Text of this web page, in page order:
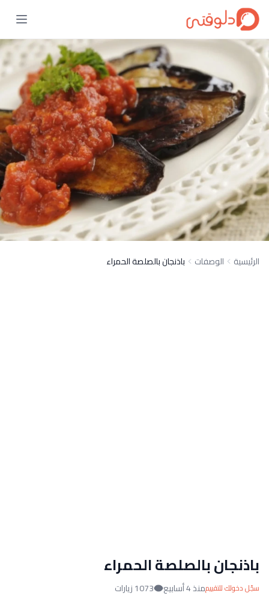
الرئيسية الوصفات باذنجان بالصلصة الحمراء
باذنجان بالصلصة الحمراء
سجّل دخولك للتقييممنذ 4 أسابيع 1073 زيارات